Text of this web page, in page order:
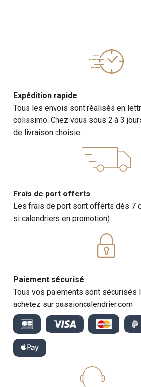
Expédition rapide
Tous les envois sont réalisés en
colissimo. Chez vous sous 2 à 3
de livraison choisie.
Frais de port offerts
Les frais de port sont offerts dès 7
si calendriers en promotion).
Paiement sécurisé
Tous vos paiements sont sécurisés
achetez sur passioncalendrier.com